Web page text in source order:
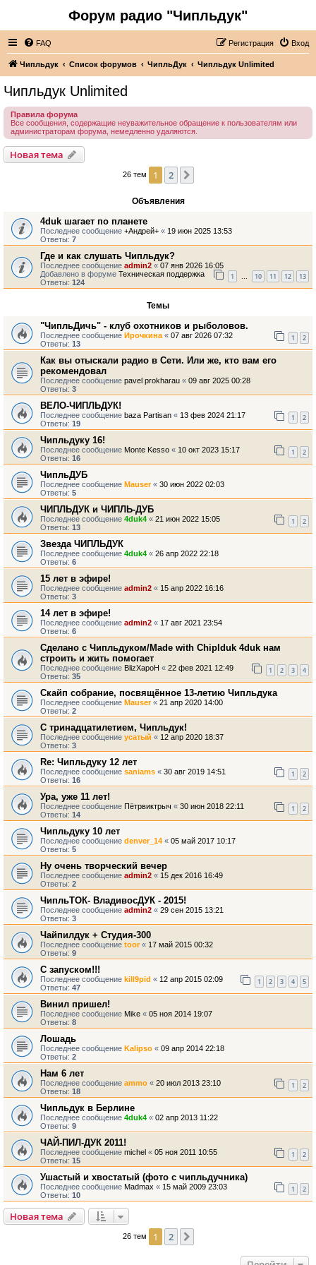
Форум радио "Чипльдук"
FAQ Вход
Регистрация
Чипльдук Список форумов ЧипльДук Чипльдук Unlimited
Чипльдук Unlimited
Правила форума
Все сообщения, содержащие неуважительное обращение к пользователям или
администраторам форума, немедленно удаляются.
Новая тема
26 тем 1 2
Объявления
4duk шагает по планете
Последнее сообщение +Андрей+ « 19 июн 2025 13:53
Ответы: 7
Где и как слушать Чипльдук?
Последнее сообщение admin2 « 07 янв 2026 16:05
Добавлено в форуме Техническая поддержка
Ответы: 124
1 … 10 11 12 13
Темы
"ЧипльДичь" - клуб охотников и рыболовов.
Последнее сообщение Ирочкина « 07 авг 2026 07:32
Ответы: 13
1 2
Как вы отыскали радио в Сети. Или же, кто вам его
рекомендовал
Последнее сообщение pavel prokharau « 09 авг 2025 00:28
Ответы: 3
ВЕЛО-ЧИПЛЬДУК!
Последнее сообщение baza Partisan « 13 фев 2024 21:17
Ответы: 19
1 2
Чипльдуку 16!
Последнее сообщение Monte Kesso « 10 окт 2023 15:17
Ответы: 16
1 2
ЧипльДУБ
Последнее сообщение Mauser« 30 июн 2022 02:03
Ответы: 5
ЧИПЛЬДУК и ЧИПЛЬ-ДУБ
Последнее сообщение 4duk4 « 21 июн 2022 15:05
Ответы: 13
1 2
Звезда ЧИПЛЬДУК
Последнее сообщение 4duk4 « 26 апр 2022 22:18
Ответы: 6
15 лет в эфире!
Последнее сообщение admin2 « 15 апр 2022 16:16
Ответы: 3
14 лет в эфире!
Последнее сообщение admin2 « 17 авг 2021 23:54
Ответы: 6
Сделано с Чипльдуком/Made with Chiplduk 4duk нам
строить и жить помогает
Последнее сообщение BlizXapoH « 22 фев 2021 12:49
Ответы: 35
1 2 3 4
Скайп собрание, посвящённое 13-летию Чипльдука
Последнее сообщение Mauser« 21 апр 2020 14:00
Ответы: 2
С тринадцатилетием, Чипльдук!
Последнее сообщение усатый « 12 апр 2020 18:37
Ответы: 3
Re: Чипльдуку 12 лет
Последнее сообщение saniams « 30 авг 2019 14:51
Ответы: 16
1 2
Ура, уже 11 лет!
Последнее сообщение Пётрвиктрыч « 30 июн 2018 22:11
Ответы: 14
1 2
Чипльдуку 10 лет
Последнее сообщение denver_14 « 05 май 2017 10:17
Ответы: 5
Ну очень творческий вечер
Последнее сообщение admin2 « 15 дек 2016 16:49
Ответы: 2
ЧипльТОК- ВладивосДУК - 2015!
Последнее сообщение admin2 « 29 сен 2015 13:21
Ответы: 3
Чайпилдук + Студия-300
Последнее сообщение toor « 17 май 2015 00:32
Ответы: 9
С запуском!!!
Последнее сообщение kill9pid « 12 апр 2015 02:09
Ответы: 47
1 2 3 4 5
Винил пришел!
Последнее сообщение Mike « 05 ноя 2014 19:07
Ответы: 8
Лошадь
Последнее сообщение Kalipso « 09 апр 2014 22:18
Ответы: 2
Нам 6 лет
Последнее сообщение ammo « 20 июл 2013 23:10
Ответы: 18
1 2
Чипльдук в Берлине
Последнее сообщение 4duk4 « 02 апр 2013 11:22
Ответы: 9
ЧАЙ-ПИЛ-ДУК 2011!
Последнее сообщение michel « 05 ноя 2011 10:55
Ответы: 15
1 2
Ушастый и хвостатый (фото с чипльдучника)
Последнее сообщение Madmax « 15 май 2009 23:03
Ответы: 10
1 2
Новая тема
26 тем 1 2